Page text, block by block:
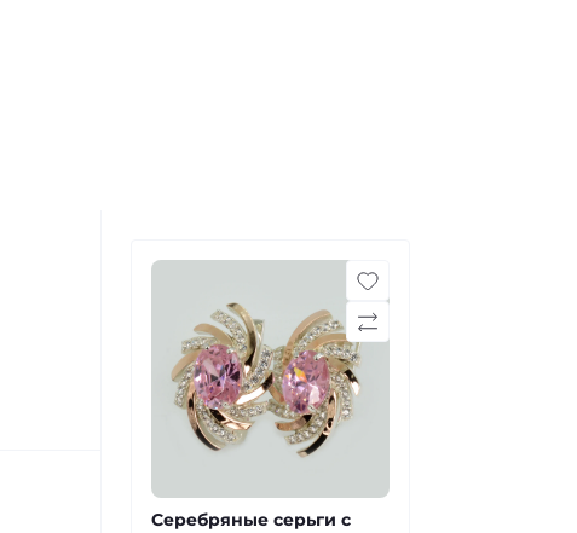
Серебряные серьги с